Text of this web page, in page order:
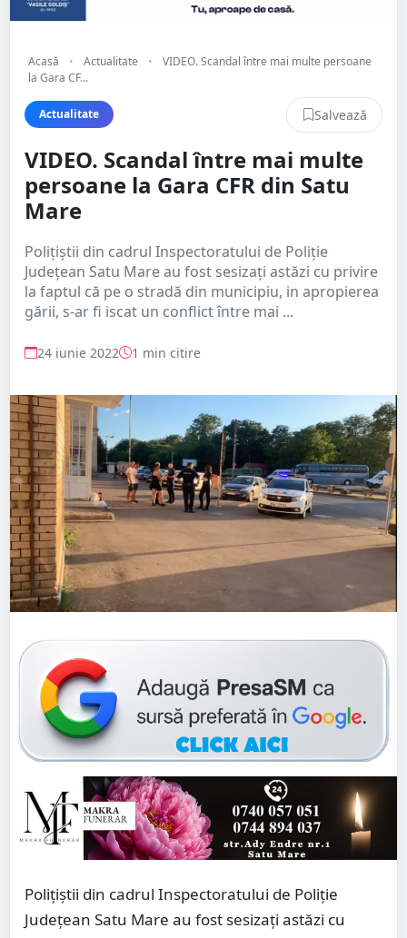
Acasă • Actualitate •
VIDEO. Scandal între mai multe persoane
la Gara CF...
Actualitate Salvează
VIDEO. Scandal între mai multe
persoane la Gara CFR din Satu
Mare
Polițiștii din cadrul Inspectoratului de Poliție
Județean Satu Mare au fost sesizați astăzi cu privire
la faptul că pe o stradă din municipiu, in apropierea
gării, s-ar fi iscat un conflict între mai ...
24 iunie 2022 1 min citire
Polițiștii din cadrul Inspectoratului de Poliție
Județean Satu Mare au fost sesizați astăzi cu